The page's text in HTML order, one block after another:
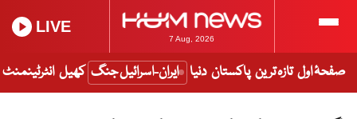
7 Aug, 2026
LIVE
صفحۂ اول تازہ ترین پاکستان دنیا ایران-اسرائیل جنگ کھیل انٹرٹینمنٹ